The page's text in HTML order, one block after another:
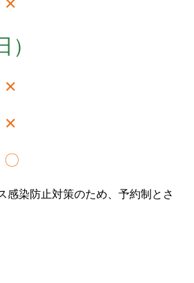
✕
✕
✕
感染防止対策のため、予約制とさ